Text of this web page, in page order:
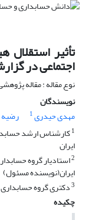
تأثیر استقلال
اجتماعی در
نوع مقاله : مقاله
نویسندگان
مهدی حیدری1 رضیه
1کارشناس ارشد
ایران
2استادیار گروه
ایران(نویسنده مسئول)
3دکتری گروه
چکیده